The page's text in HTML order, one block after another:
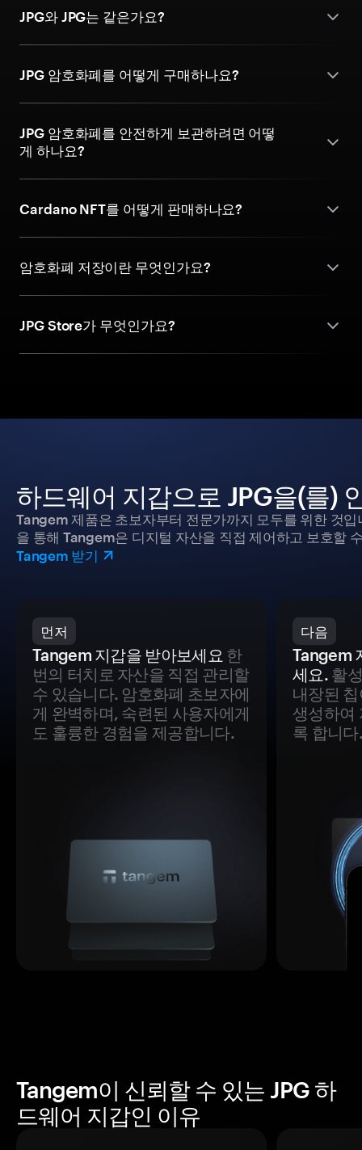
JPG와 JPG는 같은가요?
JPG 암호화폐를 어떻게 구매하나요?
JPG 암호화폐를 안전하게 보관하려면 어떻
게 하나요?
Cardano NFT를 어떻게 판매하나요?
암호화폐 저장이란 무엇인가요?
JPG Store가 무엇인가요?
하드웨어 지갑으로 JPG을(를)
Tangem 제품은 초보자부터 전문가까지 모두를 위한 것
을 통해 Tangem은 디지털 자산을 직접 제어하고 보호할
Tangem 받기
먼저
Tangem 지갑을 받아보세요 한
번의 터치로 자산을 직접 관리할
수 있습니다. 암호화폐 초보자에
게 완벽하며, 숙련된 사용자에게
도 훌륭한 경험을 제공합니다.
다음
Tangem
세요.활
내장된
생성하여
록 합니다.
Tangem이 신뢰할 수 있는 JPG 하
드웨어 지갑인 이유